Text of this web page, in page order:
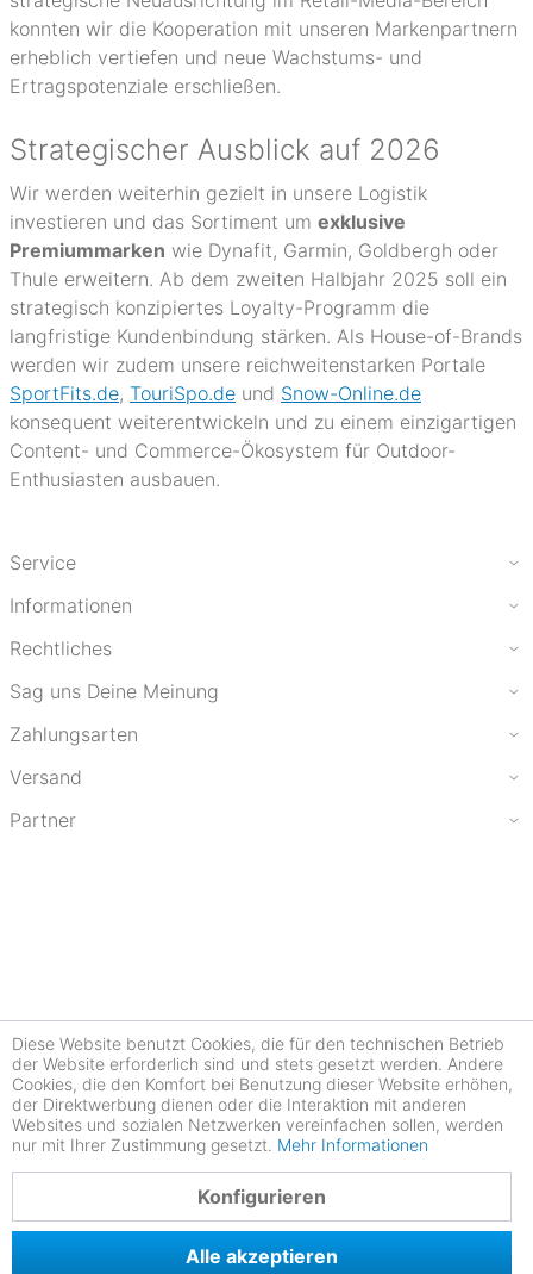
konnten wir die Kooperation mit unseren Markenpartnern
erheblich vertiefen und neue Wachstums- und
Ertragspotenziale erschließen.
Strategischer Ausblick auf 2026
Wir werden weiterhin gezielt in unsere Logistik
investieren und das Sortiment um exklusive
Premiummarken wie Dynafit, Garmin, Goldbergh oder
Thule erweitern. Ab dem zweiten Halbjahr 2025 soll ein
strategisch konzipiertes Loyalty-Programm die
langfristige Kundenbindung stärken. Als House-of-Brands
werden wir zudem unsere reichweitenstarken Portale
SportFits.de, TouriSpo.de und Snow-Online.de
konsequent weiterentwickeln und zu einem einzigartigen
Content- und Commerce-Ökosystem für Outdoor-
Enthusiasten ausbauen.
Service
Informationen
Rechtliches
Sag uns Deine Meinung
Zahlungsarten
Versand
Partner
Diese Website benutzt Cookies, die für den technischen Betrieb
der Website erforderlich sind und stets gesetzt werden. Andere
Cookies, die den Komfort bei Benutzung dieser Website erhöhen,
der Direktwerbung dienen oder die Interaktion mit anderen
Websites und sozialen Netzwerken vereinfachen sollen, werden
nur mit Ihrer Zustimmung gesetzt. Mehr Informationen
Konfigurieren
Alle akzeptieren